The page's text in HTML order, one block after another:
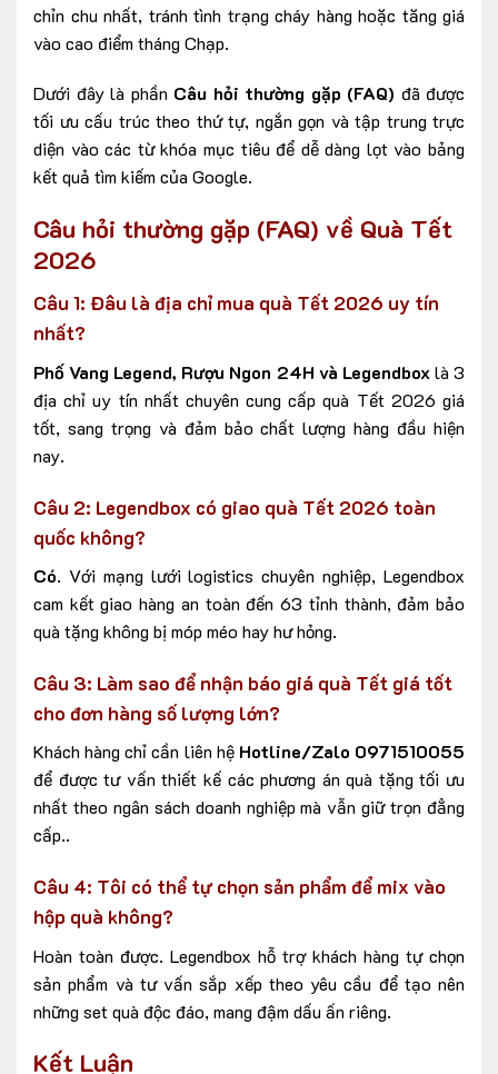
chỉn chu nhất, tránh tình trạng cháy hàng hoặc tăng giá
vào cao điểm tháng Chạp.
Dưới đây là phần Câu hỏi thường gặp (FAQ) đã được
tối ưu cấu trúc theo thứ tự, ngắn gọn và tập trung trực
diện vào các từ khóa mục tiêu để dễ dàng lọt vào bảng
kết quả tìm kiếm của Google.
Câu hỏi thường gặp (FAQ) về Quà Tết
2026
Câu 1: Đâu là địa chỉ mua quà Tết 2026 uy tín
nhất?
Phố Vang Legend, Rượu Ngon 24H và Legendbox là 3
địa chỉ uy tín nhất chuyên cung cấp quà Tết 2026 giá
tốt, sang trọng và đảm bảo chất lượng hàng đầu hiện
nay.
Câu 2: Legendbox có giao quà Tết 2026 toàn
quốc không?
Có. Với mạng lưới logistics chuyên nghiệp, Legendbox
cam kết giao hàng an toàn đến 63 tỉnh thành, đảm bảo
quà tặng không bị móp méo hay hư hỏng.
Câu 3: Làm sao để nhận báo giá quà Tết giá tốt
cho đơn hàng số lượng lớn?
Khách hàng chỉ cần liên hệ Hotline/Zalo 0971510055
để được tư vấn thiết kế các phương án quà tặng tối ưu
nhất theo ngân sách doanh nghiệp mà vẫn giữ trọn đẳng
cấp..
Câu 4: Tôi có thể tự chọn sản phẩm để mix vào
hộp quà không?
Hoàn toàn được. Legendbox hỗ trợ khách hàng tự chọn
sản phẩm và tư vấn sắp xếp theo yêu cầu để tạo nên
những set quà độc đáo, mang đậm dấu ấn riêng.
Kết Luận